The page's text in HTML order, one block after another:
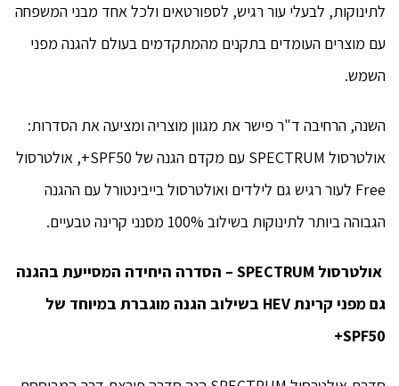
לתינוקות, לבעלי עור רגיש, לספורטאים ולכל אחד מבני המשפחה
עם מוצרים העומדים בתקנים מהמתקדמים בעולם להגנה מפני
השמש.
השנה, הרחיבה ד"ר פישר את מגוון מוצריה ומציעה את הסדרות:
אולטרסול SPECTRUM עם מקדם הגנה של SPF50+, אולטרסול
Free לעור רגיש גם לילדים ואולטרסול בייבינטורל עם ההגנה
הגבוהה ביותר לתינוקות בשילוב 100% מסנני קרינה טבעיים.
אולטרסול SPECTRUM – הסדרה היחידה המסייעת בהגנה
גם מפני קרינתHEV בשילוב הגנה מוגברת במיוחד של
SPF50+